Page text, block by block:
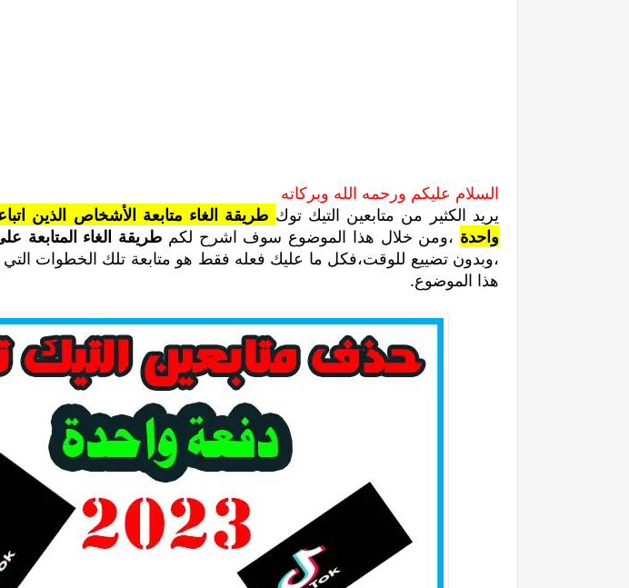
السلام عليكم ورحمه الله وبركاته
يريد الكثير من متابعين التيك توك طريقة الغاء متابعة الأشخاص الذين
واحدة ،ومن خلال هذا الموضوع سوف اشرح لكم طريقة الغاء المتابعة
،وبدون تضييع للوقت،فكل ما عليك فعله فقط هو متابعة تلك الخطوات
هذا الموضوع.